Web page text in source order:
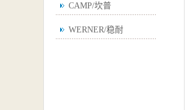
CAMP/坎普
WERNER/稳耐